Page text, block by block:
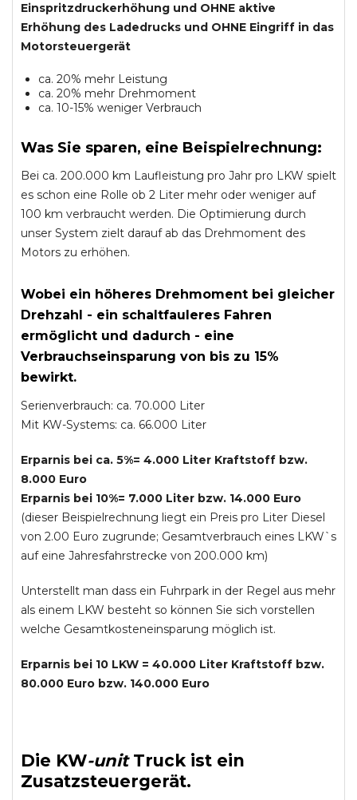
Einspritzdruckerhöhung und OHNE aktive
Erhöhung des Ladedrucks und OHNE Eingriff in das
Motorsteuergerät
ca. 20% mehr Leistung
ca. 20% mehr Drehmoment
ca. 10-15% weniger Verbrauch
Was Sie sparen, eine Beispielrechnung:
Bei ca. 200.000 km Laufleistung pro Jahr pro LKW spielt
es schon eine Rolle ob 2 Liter mehr oder weniger auf
100 km verbraucht werden. Die Optimierung durch
unser System zielt darauf ab das Drehmoment des
Motors zu erhöhen.
Wobei ein höheres Drehmoment bei gleicher
Drehzahl - ein schaltfauleres Fahren
ermöglicht und dadurch - eine
Verbrauchseinsparung von bis zu 15%
bewirkt.
Serienverbrauch: ca. 70.000 Liter
Mit KW-Systems: ca. 66.000 Liter
Erparnis bei ca. 5%= 4.000 Liter Kraftstoff bzw.
8.000 Euro
Erparnis bei 10%= 7.000 Liter bzw. 14.000 Euro
(dieser Beispielrechnung liegt ein Preis pro Liter Diesel
von 2.00 Euro zugrunde; Gesamtverbrauch eines LKW`s
auf eine Jahresfahrstrecke von 200.000 km)
Unterstellt man dass ein Fuhrpark in der Regel aus mehr
als einem LKW besteht so können Sie sich vorstellen
welche Gesamtkosteneinsparung möglich ist.
Erparnis bei 10 LKW = 40.000 Liter Kraftstoff bzw.
80.000 Euro bzw. 140.000 Euro
Die KW-unit Truckist ein
Zusatzsteuergerät.